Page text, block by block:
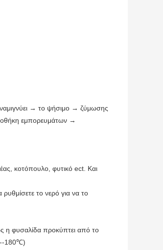
→ το ψήσιμο → ζύμωσης
εμπορευμάτων →
κοτόπουλο, φυτικό ect. Και
το νερό για να το
η φυσαλίδα προκύπτει από το
180℃)